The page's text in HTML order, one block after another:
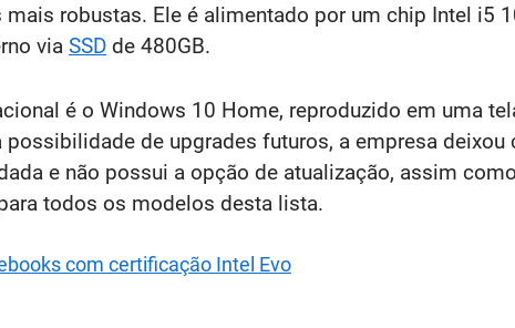
robustas. Ele é alimentado por um chip Intel i5
via SSD de 480GB.
é o Windows 10 Home, reproduzido em uma
de upgrades futuros, a empresa
e não possui a opção de atualização, assim
todos os modelos desta lista.
com certificação Intel Evo